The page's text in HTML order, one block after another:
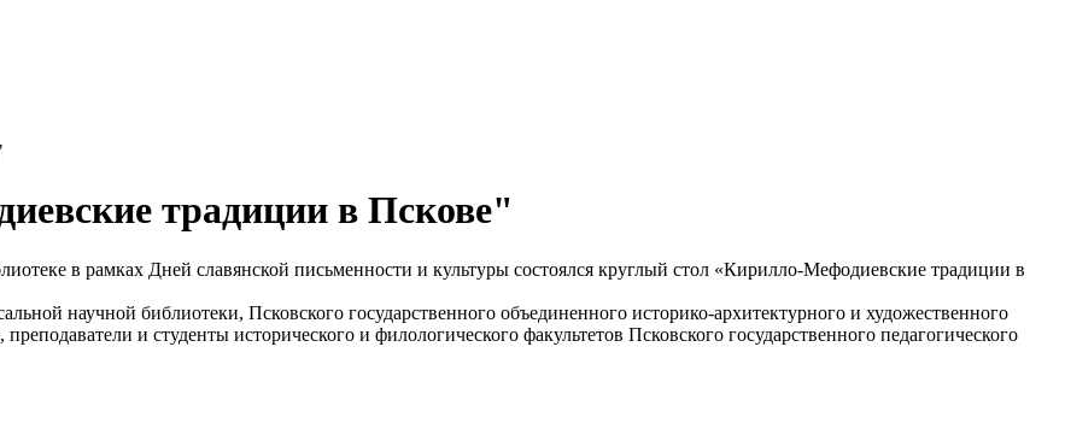
традиции в Пскове"
в рамках Дней славянской письменности и культуры состоялся круглый стол «Кирилло-Мефодиевские традиции в
научной библиотеки, Псковского государственного объединенного историко-архитектурного и художественного
и студенты исторического и филологического факультетов Псковского государственного педагогического